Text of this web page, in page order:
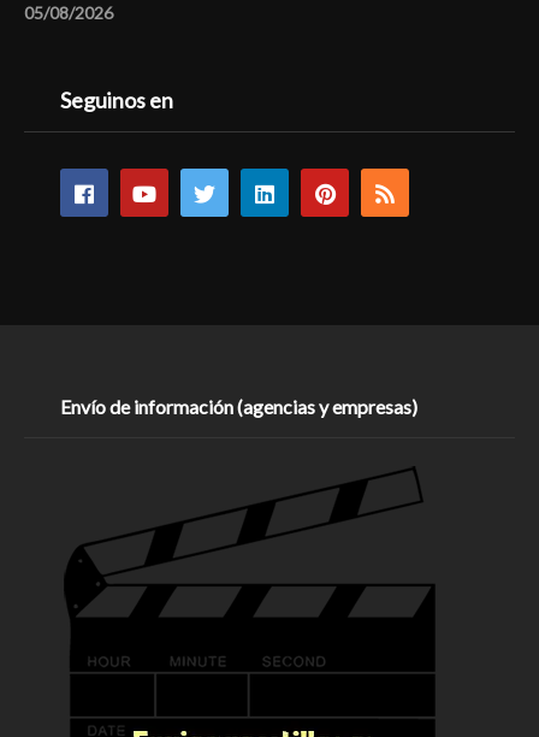
05/08/2026
Seguinos en
Envío de información (agencias y empresas)